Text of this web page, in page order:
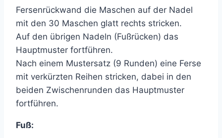
Fersenrückwand die Maschen auf der Nadel
mit den 30 Maschen glatt rechts stricken.
Auf den übrigen Nadeln (Fußrücken) das
Hauptmuster fortführen.
Nach einem Mustersatz (9 Runden) eine Ferse
mit verkürzten Reihen stricken, dabei in den
beiden Zwischenrunden das Hauptmuster
fortführen.
Fuß: